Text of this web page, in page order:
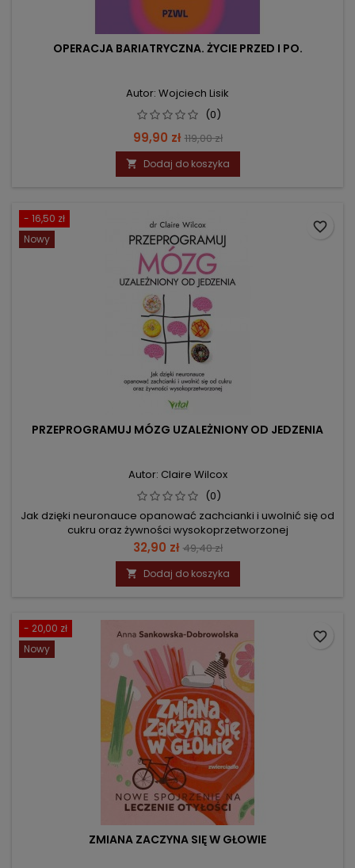
OPERACJA BARIATRYCZNA. ŻYCIE PRZED I PO.
Autor: Wojciech Lisik
(0)
Cena
99,90 zł Cena
podstawowa
119,00 zł
 Dodaj do koszyka
- 16,50 zł
Nowy
PRZEPROGRAMUJ MÓZG UZALEŻNIONY OD JEDZENIA
Autor: Claire Wilcox
(0)
Jak dzięki neuronauce opanować zachcianki i uwolnić się od
cukru oraz żywności wysokoprzetworzonej
Cena
32,90 zł Cena
podstawowa
49,40 zł
 Dodaj do koszyka
favorite_border
- 20,00 zł
Nowy
ZMIANA ZACZYNA SIĘ W GŁOWIE
favorite_border